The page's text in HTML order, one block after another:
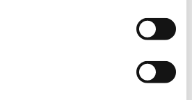
koffiekamer beschikbaar om na
te houden, maar deze is